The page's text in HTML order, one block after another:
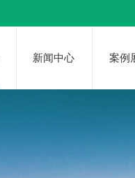
新闻中心 案例